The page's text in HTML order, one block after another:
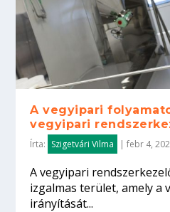
A vegyipari
vegyipari
Írta: Szigetvári Vilma |febr 4,
A vegyipari
izgalmas terület, amely a
irányítását...